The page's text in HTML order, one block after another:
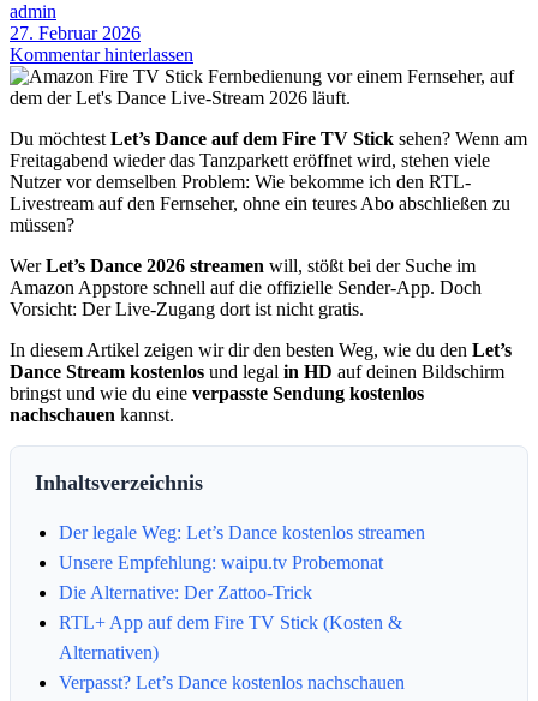
admin
27. Februar 2026
Kommentar hinterlassen
Du möchtestLet’s Dance auf dem Fire TV Stick sehen? Wenn am
Freitagabend wieder das Tanzparkett eröffnet wird, stehen viele
Nutzer vor demselben Problem: Wie bekomme ich den RTL-
Livestream auf den Fernseher, ohne ein teures Abo abschließen zu
müssen?
WerLet’s Dance 2026 streamen will, stößt bei der Suche im
Amazon Appstore schnell auf die offizielle Sender-App. Doch
Vorsicht: Der Live-Zugang dort ist nicht gratis.
In diesem Artikel zeigen wir dir den besten Weg, wie du den Let’s
Dance Stream kostenlos und legal in HD auf deinen Bildschirm
bringst und wie du eine verpasste Sendung kostenlos
nachschauen kannst.
Inhaltsverzeichnis
Der legale Weg: Let’s Dance kostenlos streamen
Unsere Empfehlung: waipu.tv Probemonat
Die Alternative: Der Zattoo-Trick
RTL+ App auf dem Fire TV Stick (Kosten &
Alternativen)
Verpasst? Let’s Dance kostenlos nachschauen